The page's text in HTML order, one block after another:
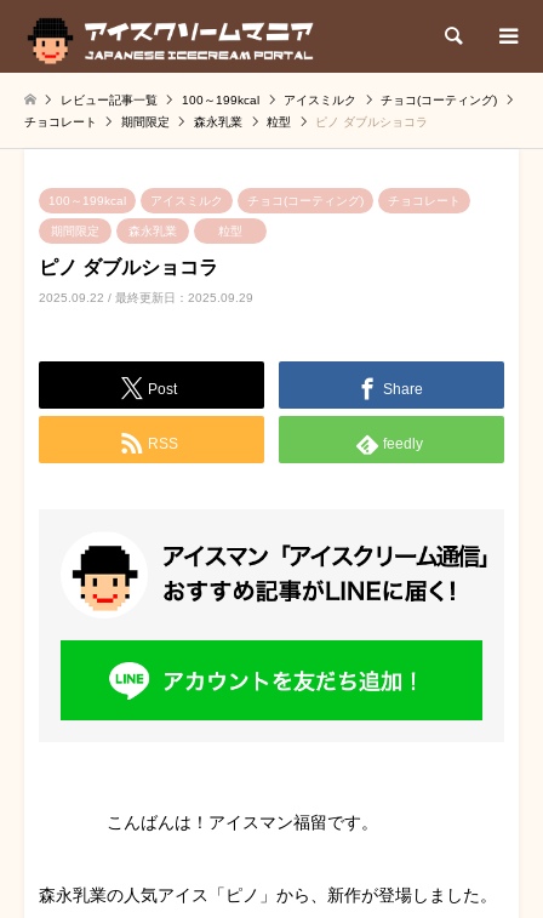
検索
レビュー記事一覧 100～199kcal アイスミルク
チョコ(コーティング)
チョコレート
期間限定 森永乳業 粒型 ピノ ダブルショコラ
100～199kcal アイスミルク チョコ(コーティング) チョコレート
期間限定 森永乳業 粒型
ピノ ダブルショコラ
2025.09.22 / 最終更新日：2025.09.29
Post Share
RSS feedly
こんばんは！アイスマン福留です。
森永乳業の人気アイス「ピノ」から、新作が登場しました。